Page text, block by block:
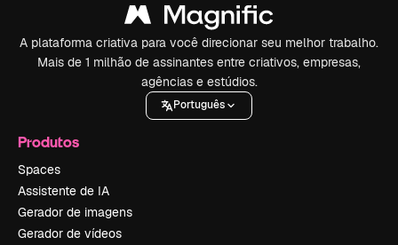
A plataforma criativa para você direcionar seu melhor trabalho.
Mais de 1 milhão de assinantes entre criativos, empresas,
agências e estúdios.
Português
Produtos
Spaces
Assistente de IA
Gerador de imagens
Gerador de vídeos